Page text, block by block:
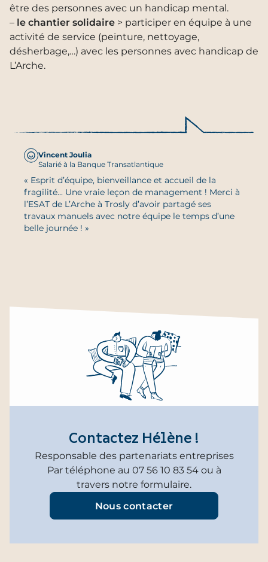
être des personnes avec un handicap mental.
– le chantier solidaire > participer en équipe à une
activité de service (peinture, nettoyage,
désherbage,…) avec les personnes avec handicap de
L’Arche.
Vincent Joulia
Salarié à la Banque Transatlantique
« Esprit d’équipe, bienveillance et accueil de la
fragilité... Une vraie leçon de management ! Merci à
l’ESAT de L’Arche à Trosly d’avoir partagé ses
travaux manuels avec notre équipe le temps d’une
belle journée ! »
Contactez Hélène !
Responsable des partenariats entreprises
Par téléphone au 07 56 10 83 54 ou à
travers notre formulaire.
Nous contacter